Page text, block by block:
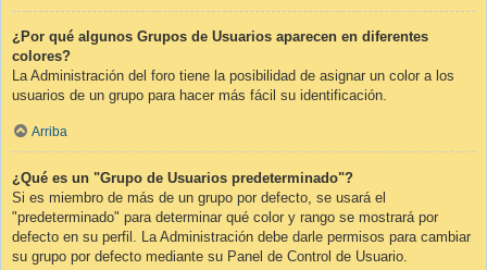
¿Por qué algunos Grupos de Usuarios aparecen en diferentes
colores?
La Administración del foro tiene la posibilidad de asignar un color a los
usuarios de un grupo para hacer más fácil su identificación.
Arriba
¿Qué es un "Grupo de Usuarios predeterminado"?
Si es miembro de más de un grupo por defecto, se usará el
"predeterminado" para determinar qué color y rango se mostrará por
defecto en su perfil. La Administración debe darle permisos para cambiar
su grupo por defecto mediante su Panel de Control de Usuario.